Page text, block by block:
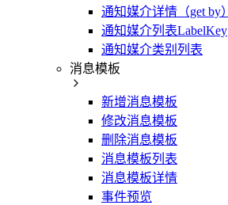
通知媒介详情（get by）
通知媒介列表LabelKey
通知媒介类别列表
消息模板
新增消息模板
修改消息模板
删除消息模板
消息模板列表
消息模板详情
事件预览